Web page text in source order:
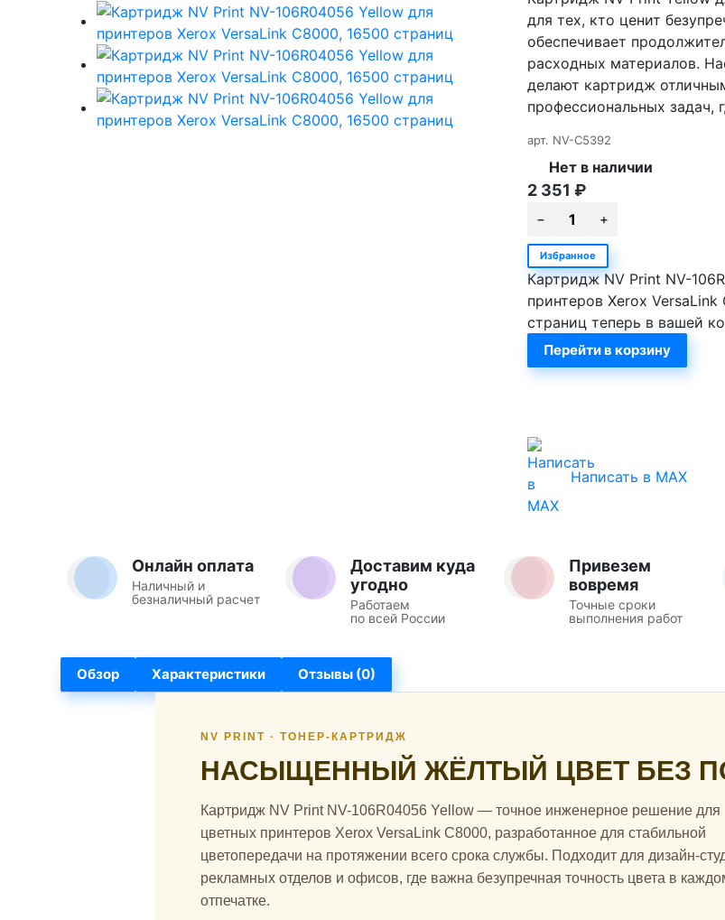
для тех, кто ценит
обеспечивает
расходных материалов.
делают картридж
профессиональных задач,
арт. NV-C5392
Нет в наличии
2 351 ₽
Избранное
Картридж NV Print NV-
принтеров Xerox VersaLink
страниц теперь в вашей
Перейти в корзину
Написать в MAX
Онлайн оплата
Наличный и
безналичный расчет
Доставим куда
угодно
Работаем
по всей России
Привезем
вовремя
Точные сроки
выполнения работ
Обзор Характеристики Отзывы (0)
NV PRINT · ТОНЕР-КАРТРИДЖ
НАСЫЩЕННЫЙ ЖЁЛТЫЙ ЦВЕТ БЕЗ
Картридж NV Print NV-106R04056 Yellow — точное инженерное решение для
цветных принтеров Xerox VersaLink C8000, разработанное для стабильной
цветопередачи на протяжении всего срока службы. Подходит для дизайн-
рекламных отделов и офисов, где важна безупречная точность цвета в
отпечатке.